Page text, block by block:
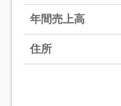
年間売上高
住所